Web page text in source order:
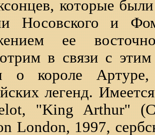
которые
Носовского и
ее
в связи с этим
о короле
легенд.
"King Arthur"
London, 1997,